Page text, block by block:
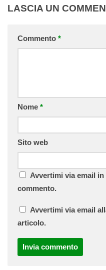
LASCIA UN
Commento *
Nome *
Sito web
Avvertimi via email
commento.
Avvertimi via email
articolo.